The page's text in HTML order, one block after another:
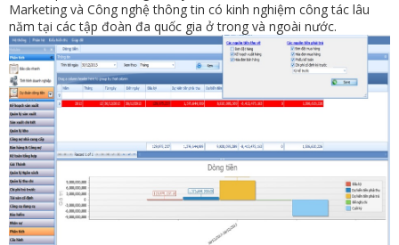
Marketing và Công nghệ thông tin có kinh nghiệm công tác lâu
năm tại các tập đoàn đa quốc gia ở trong và ngoài nước.